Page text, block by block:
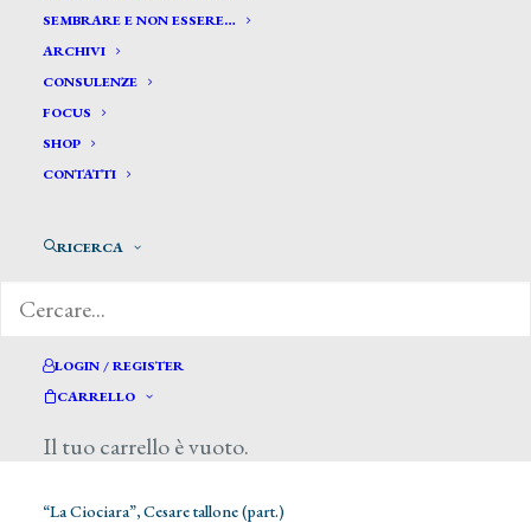
SEMBRARE E NON ESSERE…
ARCHIVI
CONSULENZE
FOCUS
SHOP
CONTATTI
RICERCA
LOGIN / REGISTER
CARRELLO
Il tuo carrello è vuoto.
“La Ciociara”, Cesare tallone (part.)